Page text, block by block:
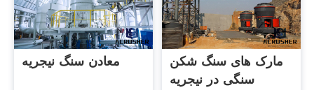
معادن سنگ نیجریه
مارک های سنگ شکن
سنگی در نیجریه